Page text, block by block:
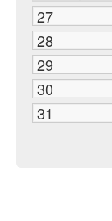
27
28
29
30
31